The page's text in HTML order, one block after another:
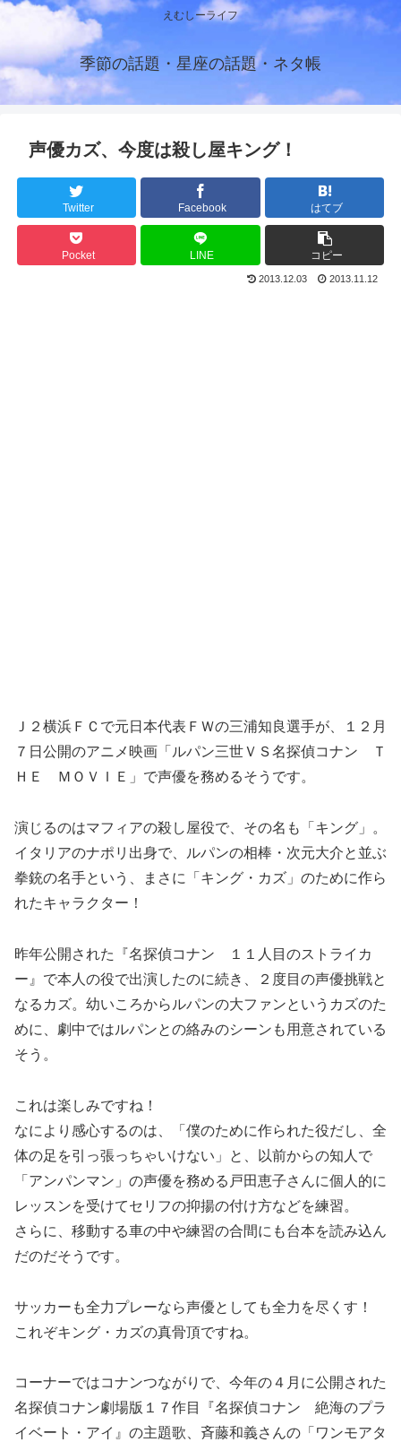
えむしーライフ
季節の話題・星座の話題・ネタ帳
声優カズ、今度は殺し屋キング！
Twitter Facebook はてブ
Pocket LINE コピー
2013.12.03 2013.11.12
Ｊ２横浜ＦＣで元日本代表ＦＷの三浦知良選手が、１２月
７日公開のアニメ映画「ルパン三世ＶＳ名探偵コナン Ｔ
ＨＥ ＭＯＶＩＥ」で声優を務めるそうです。
演じるのはマフィアの殺し屋役で、その名も「キング」。
イタリアのナポリ出身で、ルパンの相棒・次元大介と並ぶ
拳銃の名手という、まさに「キング・カズ」のために作ら
れたキャラクター！
昨年公開された『名探偵コナン １１人目のストライカ
ー』で本人の役で出演したのに続き、２度目の声優挑戦と
なるカズ。幼いころからルパンの大ファンというカズのた
めに、劇中ではルパンとの絡みのシーンも用意されている
そう。
これは楽しみですね！
なにより感心するのは、「僕のために作られた役だし、全
体の足を引っ張っちゃいけない」と、以前からの知人で
「アンパンマン」の声優を務める戸田恵子さんに個人的に
レッスンを受けてセリフの抑揚の付け方などを練習。
さらに、移動する車の中や練習の合間にも台本を読み込ん
だのだそうです。
サッカーも全力プレーなら声優としても全力を尽くす！
これぞキング・カズの真骨頂ですね。
コーナーではコナンつながりで、今年の４月に公開された
名探偵コナン劇場版１７作目『名探偵コナン 絶海のプラ
イベート・アイ』の主題歌、斉藤和義さんの「ワンモアタ